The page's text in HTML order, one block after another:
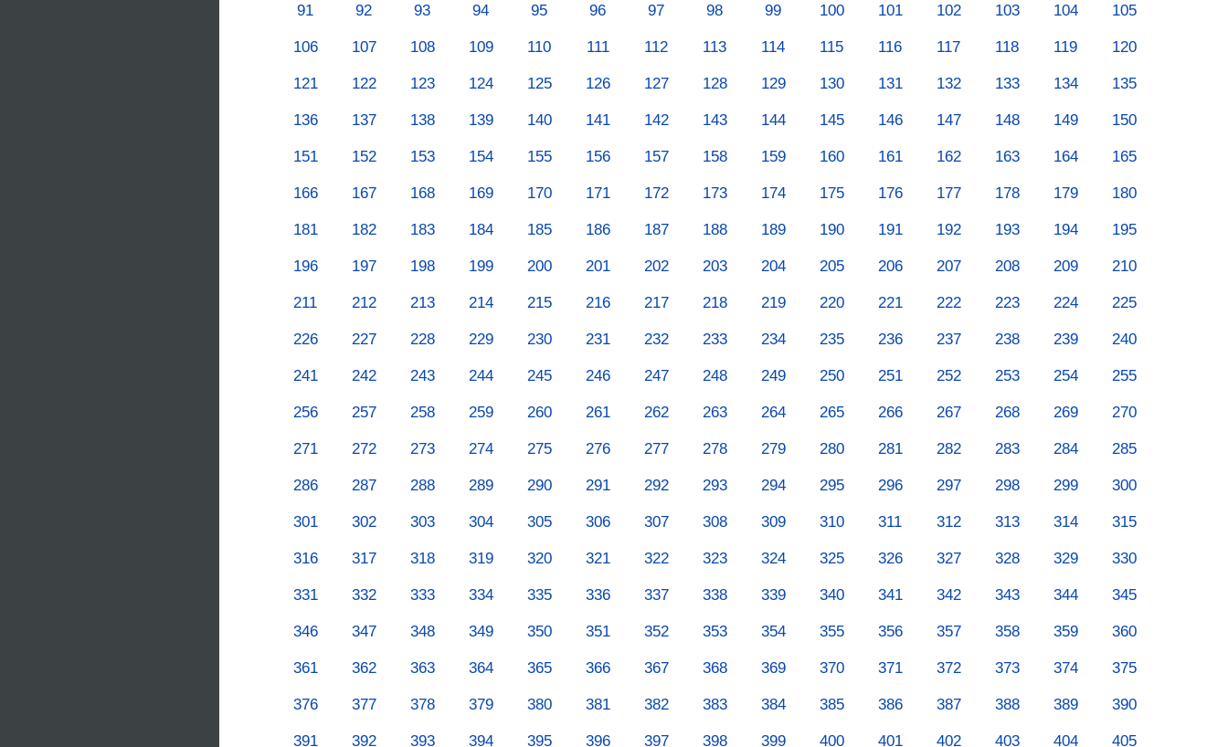
91 92 93 94 95 96 97 98 99 100 101 102 103 104 105
106 107 108 109 110 111 112 113 114 115 116 117 118 119 120
121 122 123 124 125 126 127 128 129 130 131 132 133 134 135
136 137 138 139 140 141 142 143 144 145 146 147 148 149 150
151 152 153 154 155 156 157 158 159 160 161 162 163 164 165
166 167 168 169 170 171 172 173 174 175 176 177 178 179 180
181 182 183 184 185 186 187 188 189 190 191 192 193 194 195
196 197 198 199 200 201 202 203 204 205 206 207 208 209 210
211 212 213 214 215 216 217 218 219 220 221 222 223 224 225
226 227 228 229 230 231 232 233 234 235 236 237 238 239 240
241 242 243 244 245 246 247 248 249 250 251 252 253 254 255
256 257 258 259 260 261 262 263 264 265 266 267 268 269 270
271 272 273 274 275 276 277 278 279 280 281 282 283 284 285
286 287 288 289 290 291 292 293 294 295 296 297 298 299 300
301 302 303 304 305 306 307 308 309 310 311 312 313 314 315
316 317 318 319 320 321 322 323 324 325 326 327 328 329 330
331 332 333 334 335 336 337 338 339 340 341 342 343 344 345
346 347 348 349 350 351 352 353 354 355 356 357 358 359 360
361 362 363 364 365 366 367 368 369 370 371 372 373 374 375
376 377 378 379 380 381 382 383 384 385 386 387 388 389 390
391 392 393 394 395 396 397 398 399 400 401 402 403 404 405